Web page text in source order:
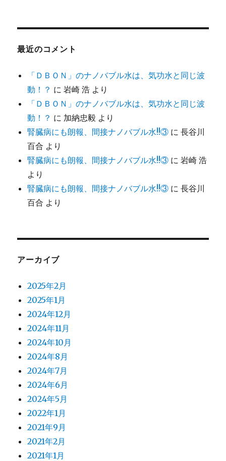
最近のコメント
「ＤＢＯＮ」のナノバブル水は、気功水と同じ波
動！？ に岩崎 浩 より
「ＤＢＯＮ」のナノバブル水は、気功水と同じ波
動！？ に 加納忠毅 より
腎臓病にも朗報、間接ナノバブル水!!③ に長谷川
百合 より
腎臓病にも朗報、間接ナノバブル水!!③ に岩崎 浩
より
腎臓病にも朗報、間接ナノバブル水!!③ に長谷川
百合 より
アーカイブ
2025年2月
2025年1月
2024年12月
2024年11月
2024年10月
2024年8月
2024年7月
2024年6月
2024年5月
2022年1月
2021年9月
2021年2月
2021年1月